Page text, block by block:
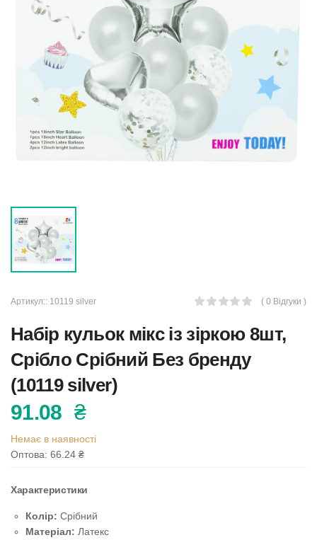
Артикул:: 10119 silver ( 0 Відгуки )
Набір кульок мікс із зіркою 8шт,
Срібло Срібний Без бренду
(10119 silver)
91.08 ₴
Немає в наявності
Оптова: 66.24 ₴
Характеристики
Колір: Срібний
Матеріал: Латекс